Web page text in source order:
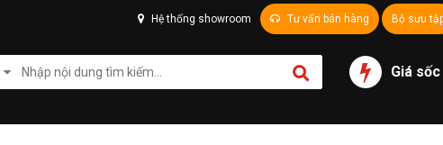
Hệ thống showroom Tư vấn bán hàng Bộ sưu
Giá sốc